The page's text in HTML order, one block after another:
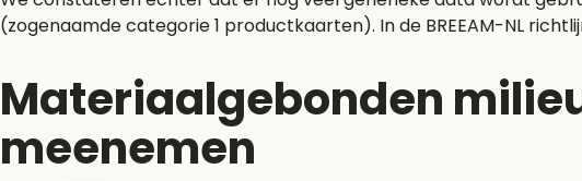
(zogenaamde categorie 1 productkaarten). In de BREEAM-NL
Materiaalgebonden
meenemen